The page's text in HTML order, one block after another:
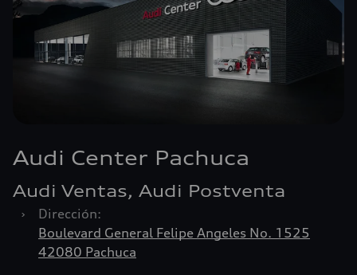
Audi Center Pachuca
Audi Ventas, Audi Postventa
›
Dirección:
Boulevard General Felipe Angeles No. 1525
42080 Pachuca